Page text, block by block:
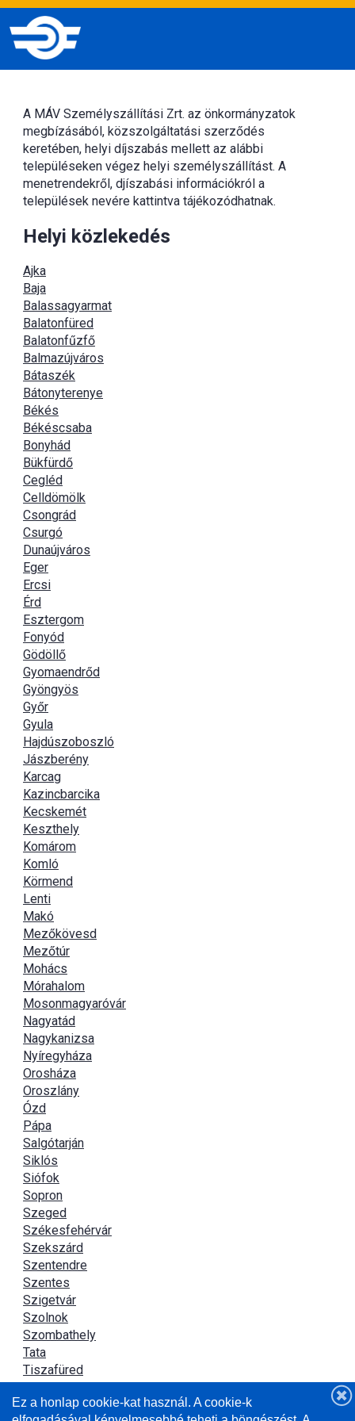
A MÁV Személyszállítási Zrt. az önkormányzatok
megbízásából, közszolgáltatási szerződés
keretében, helyi díjszabás mellett az alábbi
településeken végez helyi személyszállítást. A
menetrendekről, djíszabási információkról a
települések nevére kattintva tájékozódhatnak.
Helyi közlekedés
Ajka
Baja
Balassagyarmat
Balatonfüred
Balatonfűzfő
Balmazújváros
Bátaszék
Bátonyterenye
Békés
Békéscsaba
Bonyhád
Bükfürdő
Cegléd
Celldömölk
Csongrád
Csurgó
Dunaújváros
Eger
Ercsi
Érd
Esztergom
Fonyód
Gödöllő
Gyomaendrőd
Gyöngyös
Győr
Gyula
Hajdúszoboszló
Jászberény
Karcag
Kazincbarcika
Kecskemét
Keszthely
Komárom
Komló
Körmend
Lenti
Makó
Mezőkövesd
Mezőtúr
Mohács
Mórahalom
Mosonmagyaróvár
Nagyatád
Nagykanizsa
Nyíregyháza
Orosháza
Oroszlány
Ózd
Pápa
Salgótarján
Siklós
Siófok
Sopron
Szeged
Székesfehérvár
Szekszárd
Szentendre
Szentes
Szigetvár
Szolnok
Szombathely
Tata
Tiszafüred
Újszász
Ez a honlap cookie-kat használ. A cookie-k